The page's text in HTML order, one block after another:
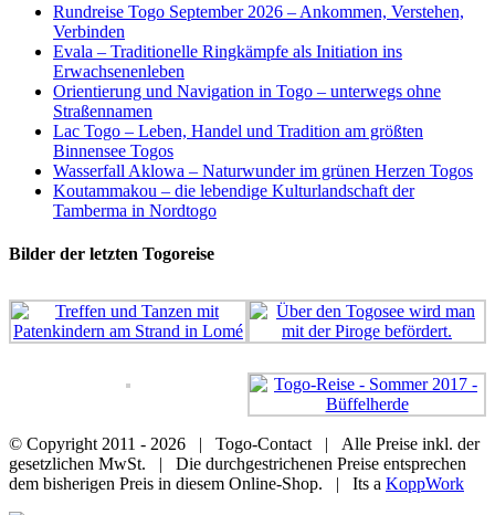
Rundreise Togo September 2026 – Ankommen, Verstehen,
Verbinden
Evala – Traditionelle Ringkämpfe als Initiation ins
Erwachsenenleben
Orientierung und Navigation in Togo – unterwegs ohne
Straßennamen
Lac Togo – Leben, Handel und Tradition am größten
Binnensee Togos
Wasserfall Aklowa – Naturwunder im grünen Herzen Togos
Koutammakou – die lebendige Kulturlandschaft der
Tamberma in Nordtogo
Bilder der letzten Togoreise
© Copyright 2011 - 2026 | Togo-Contact | Alle Preise inkl. der
gesetzlichen MwSt. | Die durchgestrichenen Preise entsprechen
dem bisherigen Preis in diesem Online-Shop. | Its a KoppWork